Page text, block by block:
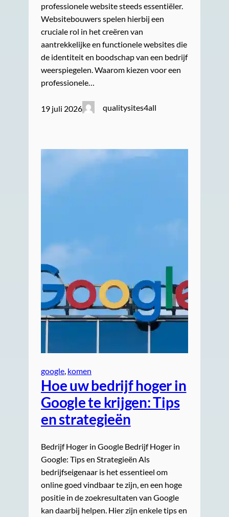
professionele website steeds essentiëler.
Websitebouwers spelen hierbij een
cruciale rol in het creëren van
aantrekkelijke en functionele websites die
de identiteit en boodschap van een bedrijf
weerspiegelen. Waarom kiezen voor een
professionele…
19 juli 2026 qualitysites4all
google, komen
Hoe uw bedrijf hoger in
Google te krijgen: Tips
en strategieën
Bedrijf Hoger in Google Bedrijf Hoger in
Google: Tips en Strategieën Als
bedrijfseigenaar is het essentieel om
online goed vindbaar te zijn, en een hoge
positie in de zoekresultaten van Google
kan daarbij helpen. Hier zijn enkele tips en